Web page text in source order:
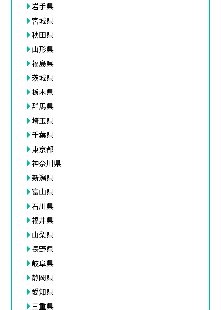
岩手県
宮城県
秋田県
山形県
福島県
茨城県
栃木県
群馬県
埼玉県
千葉県
東京都
神奈川県
新潟県
富山県
石川県
福井県
山梨県
長野県
岐阜県
静岡県
愛知県
三重県